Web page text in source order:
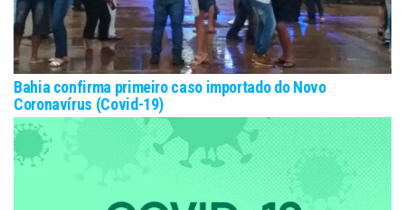
Bahia confirma primeiro caso importado do Novo
Coronavírus (Covid-19)